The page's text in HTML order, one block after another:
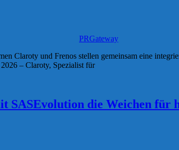
PRGateway
Claroty und Frenos stellen gemeinsam eine
– Claroty, Spezialist für
SASEvolution die Weichen für